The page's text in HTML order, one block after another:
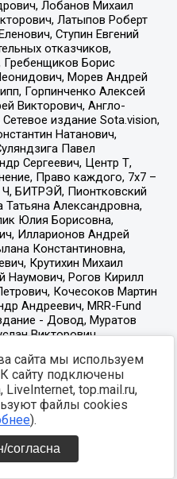
сайта мы используем
сайту подключены
top.mail.ru,
файлы cookies
).
согласна